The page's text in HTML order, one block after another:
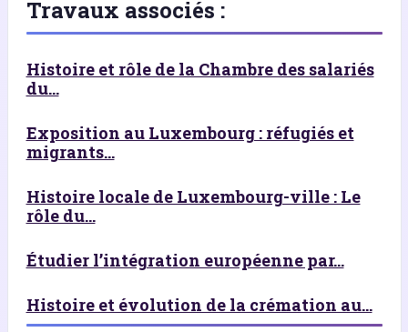
Travaux associés :
Histoire et rôle de la Chambre des salariés
du...
Exposition au Luxembourg : réfugiés et
migrants...
Histoire locale de Luxembourg-ville : Le
rôle du...
Étudier l’intégration européenne par...
Histoire et évolution de la crémation au...